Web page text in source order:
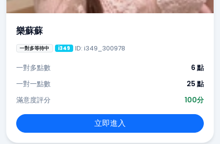
樂蘇蘇
一對多等待中 i349 ID: i349_300978
一對多點數
6 點
一對一點數
25 點
滿意度評分
100分
立即進入